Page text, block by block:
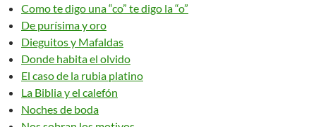
Como te digo una “co” te digo la “o”
De purísima y oro
Dieguitos y Mafaldas
Donde habita el olvido
El caso de la rubia platino
La Biblia y el calefón
Noches de boda